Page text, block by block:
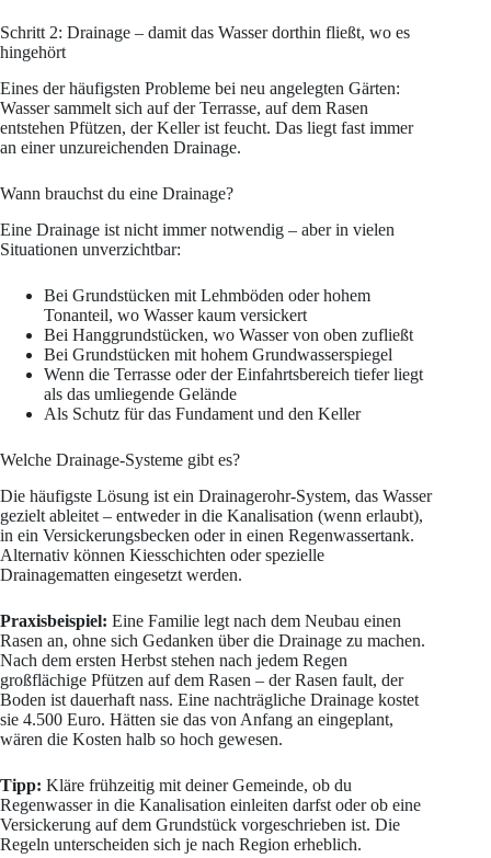
Schritt 2: Drainage – damit das Wasser dorthin fließt, wo es
hingehört
Eines der häufigsten Probleme bei neu angelegten Gärten:
Wasser sammelt sich auf der Terrasse, auf dem Rasen
entstehen Pfützen, der Keller ist feucht. Das liegt fast immer
an einer unzureichenden Drainage.
Wann brauchst du eine Drainage?
Eine Drainage ist nicht immer notwendig – aber in vielen
Situationen unverzichtbar:
Bei Grundstücken mit Lehmböden oder hohem
Tonanteil, wo Wasser kaum versickert
Bei Hanggrundstücken, wo Wasser von oben zufließt
Bei Grundstücken mit hohem Grundwasserspiegel
Wenn die Terrasse oder der Einfahrtsbereich tiefer liegt
als das umliegende Gelände
Als Schutz für das Fundament und den Keller
Welche Drainage-Systeme gibt es?
Die häufigste Lösung ist ein Drainagerohr-System, das Wasser
gezielt ableitet – entweder in die Kanalisation (wenn erlaubt),
in ein Versickerungsbecken oder in einen Regenwassertank.
Alternativ können Kiesschichten oder spezielle
Drainagematten eingesetzt werden.
Praxisbeispiel: Eine Familie legt nach dem Neubau einen
Rasen an, ohne sich Gedanken über die Drainage zu machen.
Nach dem ersten Herbst stehen nach jedem Regen
großflächige Pfützen auf dem Rasen – der Rasen fault, der
Boden ist dauerhaft nass. Eine nachträgliche Drainage kostet
sie 4.500 Euro. Hätten sie das von Anfang an eingeplant,
wären die Kosten halb so hoch gewesen.
Tipp: Kläre frühzeitig mit deiner Gemeinde, ob du
Regenwasser in die Kanalisation einleiten darfst oder ob eine
Versickerung auf dem Grundstück vorgeschrieben ist. Die
Regeln unterscheiden sich je nach Region erheblich.